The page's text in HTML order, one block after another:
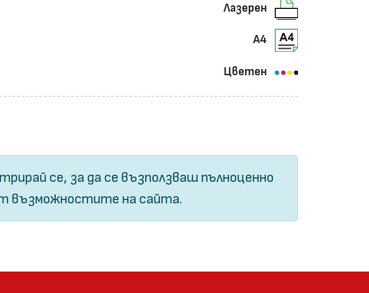
Лазерен
А4
Цветен
се, за да се възползваш пълноценно
възможностите на сайта.